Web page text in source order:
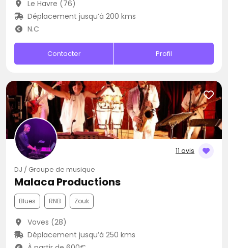
Le Havre (76)
Déplacement jusqu’à 200 kms
N.C
Contacter Profil
11 avis
DJ / Groupe de musique
Malaca Productions
Blues RNB Zouk
Voves (28)
Déplacement jusqu’à 250 kms